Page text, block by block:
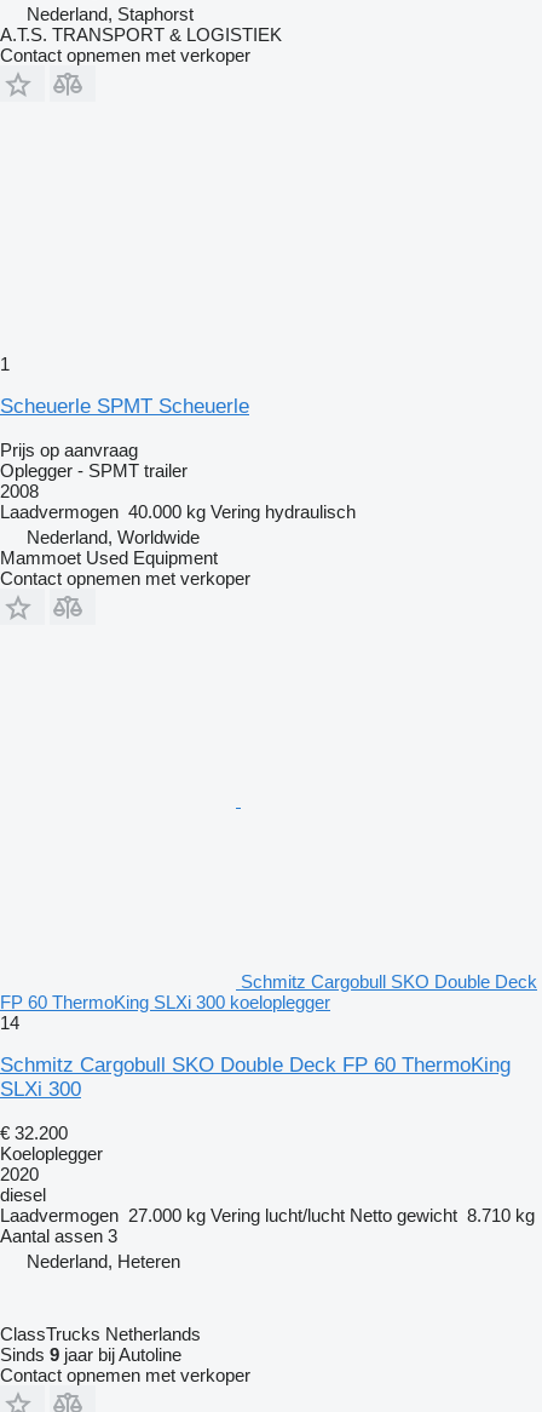
Nederland, Staphorst
A.T.S. TRANSPORT & LOGISTIEK
Contact opnemen met verkoper
1
Scheuerle SPMT Scheuerle
Prijs op aanvraag
Oplegger - SPMT trailer
2008
Laadvermogen 40.000 kg Vering hydraulisch
Nederland, Worldwide
Mammoet Used Equipment
Contact opnemen met verkoper
Schmitz Cargobull SKO Double Deck
FP 60 ThermoKing SLXi 300 koeloplegger
14
Schmitz Cargobull SKO Double Deck FP 60 ThermoKing
SLXi 300
€ 32.200
Koeloplegger
2020
diesel
Laadvermogen 27.000 kg Vering lucht/lucht Netto gewicht 8.710 kg
Aantal assen 3
Nederland, Heteren
ClassTrucks Netherlands
Sinds 9 jaar bij Autoline
Contact opnemen met verkoper